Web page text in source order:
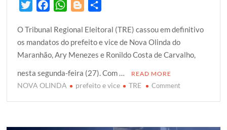
i
t
t
e
r
c
e
b
o
o
W
a
t
s
A
p
o
g
g
e
r
a
r
e
O Tribunal Regional Eleitoral (TRE) cassou em definitivo
os mandatos do prefeito e vice de Nova Olinda do
Maranhão, Ary Menezes e Ronildo Costa de Carvalho,
nesta segunda-feira (27). Com …
READ MORE
NOVA OLINDA prefeito e vice TRE Commenton